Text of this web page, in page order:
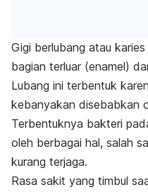
Gigi berlubang atau
bagian terluar (enamel)
Lubang ini terbentuk
kebanyakan disebabkan
Terbentuknya bakteri
oleh berbagai hal, salah
kurang terjaga.
Rasa sakit yang timbul